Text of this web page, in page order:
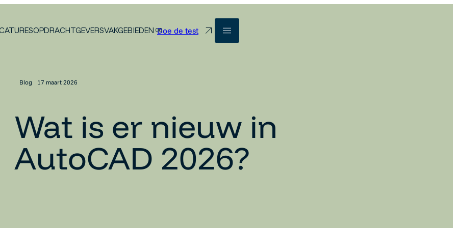
OPDRACHTGEVERSVAKGEBIEDEN Doe de test
Blog 17 maart 2026
Wat is er nieuw in
AutoCAD 2026?